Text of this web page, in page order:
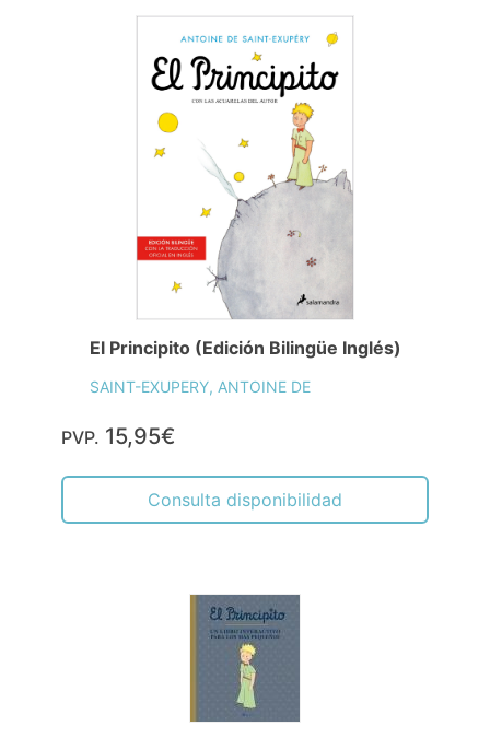
El Principito (Edición Bilingüe Inglés)
SAINT-EXUPERY, ANTOINE DE
PVP. 15,95€
Consulta disponibilidad